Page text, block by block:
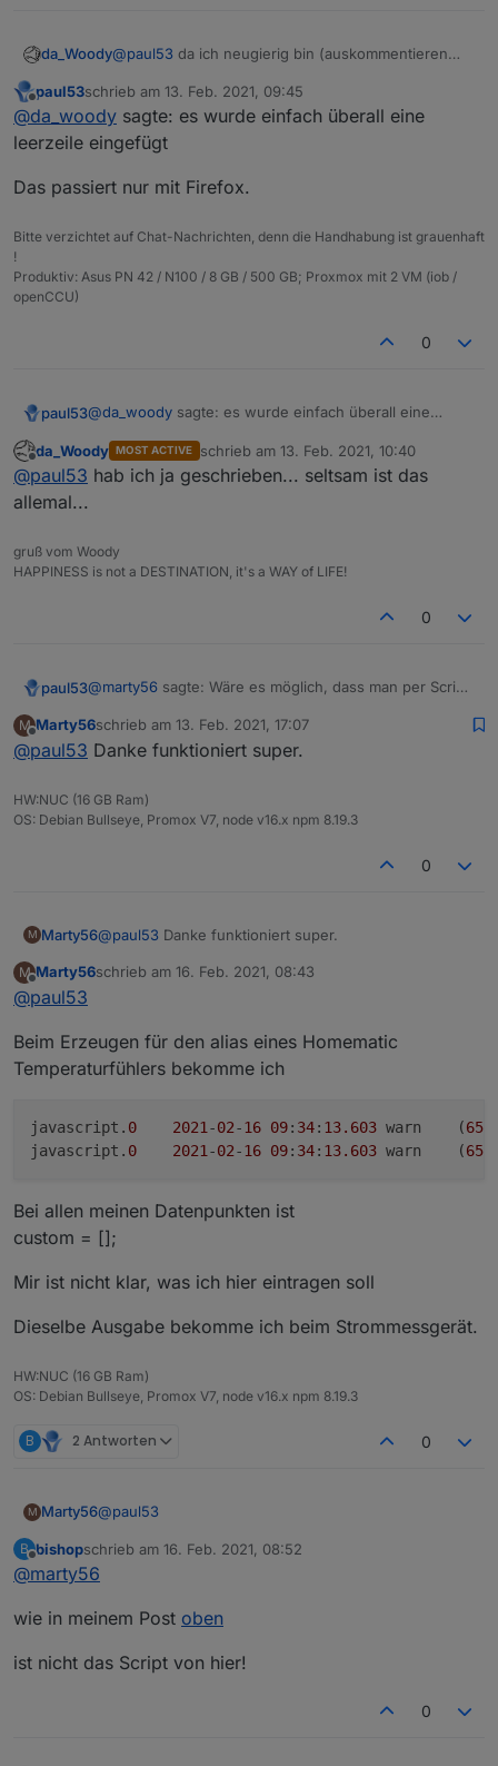
da_Woody@paul53 da ich neugierig bin (auskommentieren
und neu unter scripte eingefügt (firefox). daraufhin
haben die zeilen zahlen überhaupt nicht mehr
gestimmt. es wurde einfach überall eine leerzeile
eingefügt (153 zeilen). das ganze mit chrome am
selben PC (Win10) und siehe da, nur mehr 76
bemängelt...
Offline
paul53schrieb am 13. Feb. 2021, 09:45
zuletzt editiert von
@da_woody sagte: es wurde einfach überall eine
leerzeile eingefügt
Das passiert nur mit Firefox.
Bitte verzichtet auf Chat-Nachrichten, denn die Handhabung ist grauenhaft
!
Produktiv: Asus PN 42 / N100 / 8 GB / 500 GB; Proxmox mit 2 VM (iob /
openCCU)
0
paul53@da_woody sagte: es wurde einfach überall eine
Das passiert nur mit Firefox.
Offline
da_Woody MOST ACTIVE schrieb am 13. Feb. 2021, 10:40
zuletzt editiert von
@paul53 hab ich ja geschrieben... seltsam ist das
allemal...
gruß vom Woody
HAPPINESS is not a DESTINATION, it's a WAY of LIFE!
0
paul53@marty56 sagte: Wäre es möglich, dass man per Script
Man kann das Script durch Auskommentieren von 3
Zeilen so ändern, dass es überschreibt: Im Orginal
Anschließend nicht vergessen, die Änderung
rückgängig zu machen!
M
Offline
Marty56schrieb am 13. Feb. 2021, 17:07
zuletzt editiert von
@paul53 Danke funktioniert super.
HW:NUC (16 GB Ram)
OS: Debian Bullseye, Promox V7, node v16.x npm 8.19.3
0
M Marty56@paul53 Danke funktioniert super.
M
Offline
Marty56schrieb am 16. Feb. 2021, 08:43
zuletzt editiert von
@paul53
Beim Erzeugen für den alias eines Homematic
Temperaturfühlers bekomme ich
javascript. 0 2021 -02-16 09: 34: 13.603
	warn	(
javascript. 0 2021 -02-16 09: 34: 13.603
	warn	(
Bei allen meinen Datenpunkten ist
custom = [];
Mir ist nicht klar, was ich hier eintragen soll
Dieselbe Ausgabe bekomme ich beim Strommessgerät.
HW:NUC (16 GB Ram)
OS: Debian Bullseye, Promox V7, node v16.x npm 8.19.3
B 2 Antworten 0
M Marty56@paul53
Beim Erzeugen für den alias eines Homematic
Temperaturfühlers bekomme ich
custom = [];
Mir ist nicht klar, was ich hier eintragen soll
B
Offline
bishopschrieb am 16. Feb. 2021, 08:52
zuletzt editiert von
@marty56
wie in meinem Post oben
ist nicht das Script von hier!
0